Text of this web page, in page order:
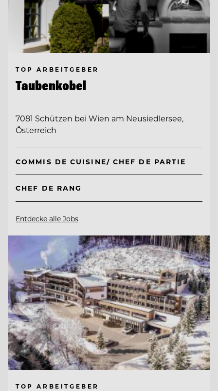
TOP ARBEITGEBER
Taubenkobel
7081 Schützen bei Wien am Neusiedlersee,
Österreich
COMMIS DE CUISINE/ CHEF DE PARTIE
CHEF DE RANG
Entdecke alle Jobs
TOP ARBEITGEBER